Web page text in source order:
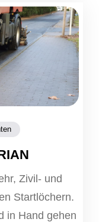
Zivil- und
Startlöchern.
in Hand gehen